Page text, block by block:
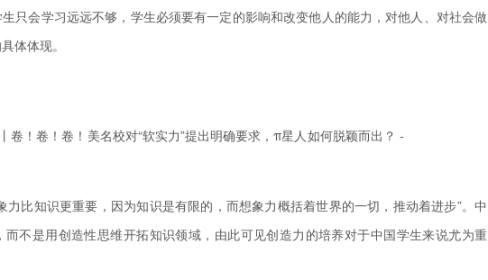
只会学习远远不够，学生必须要有一定的影响和改变他人的能力，对他人、对社会做
体体现。
力比知识更重要，因为知识是有限的，而想象力概括着世界的一切，推动着进步”。中
而不是用创造性思维开拓知识领域，由此可见创造力的培养对于中国学生来说尤为重